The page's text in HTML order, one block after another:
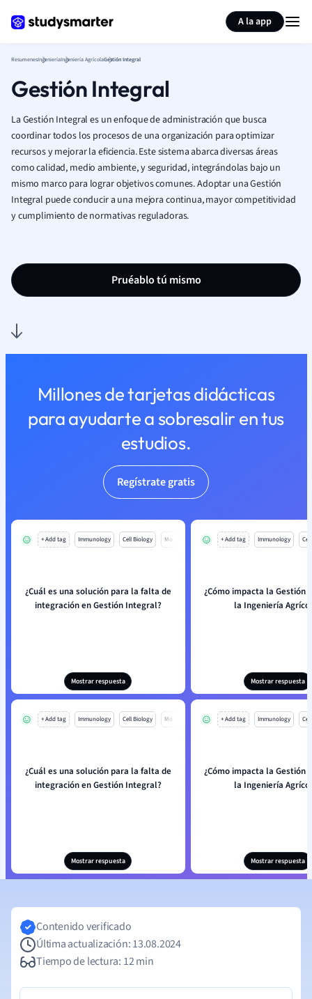
A la app
ResumenesIngenieríaIngeniería AgrícolaGestión Integral
Gestión Integral
La Gestión Integral es un enfoque de administración que busca
coordinar todos los procesos de una organización para optimizar
recursos y mejorar la eficiencia. Este sistema abarca diversas áreas
como calidad, medio ambiente, y seguridad, integrándolas bajo un
mismo marco para lograr objetivos comunes. Adoptar una Gestión
Integral puede conducir a una mejora continua, mayor competitividad
y cumplimiento de normativas reguladoras.
Pruéablo tú mismo
Millones de tarjetas didácticas
para ayudarte a sobresalir en tus
estudios.
Regístrate gratis
+ Add tag Immunology Cell Biology Mo
¿Cuál es una solución para la falta de
integración en Gestión Integral?
Mostrar respuesta
+ Add tag Immunology
¿Cómo impacta la Gestión
la Ingeniería
Mostrar respuesta
+ Add tag Immunology Cell Biology Mo
¿Cuál es una solución para la falta de
integración en Gestión Integral?
Mostrar respuesta
+ Add tag Immunology
¿Cómo impacta la Gestión
la Ingeniería
Mostrar respuesta
Resumir página
Contenido verificado
Última actualización: 13.08.2024
Tiempo de lectura: 12 min